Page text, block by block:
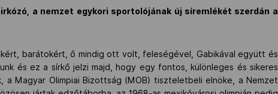
a nemzet egykori sportolójának új síremlékét szerdán a
barátokért, ő mindig ott volt, feleségével, Gabikával együtt és
és ez a sírkő jelzi majd, hogy egy fontos, különleges és sikeres
Magyar Olimpiai Bizottság (MOB) tiszteletbeli elnöke, a Nemzet